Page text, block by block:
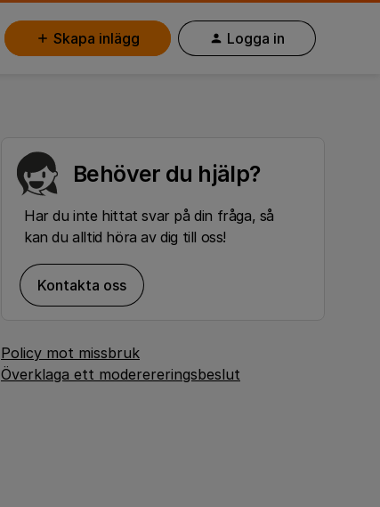
Skapa inlägg Logga in
Behöver du hjälp?
Har du inte hittat svar på din fråga, så
kan du alltid höra av dig till oss!
Kontakta oss
Policy mot missbruk
Överklaga ett moderereringsbeslut